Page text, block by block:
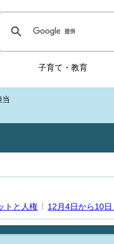
子育て・教育
トと人権 12月4日から10